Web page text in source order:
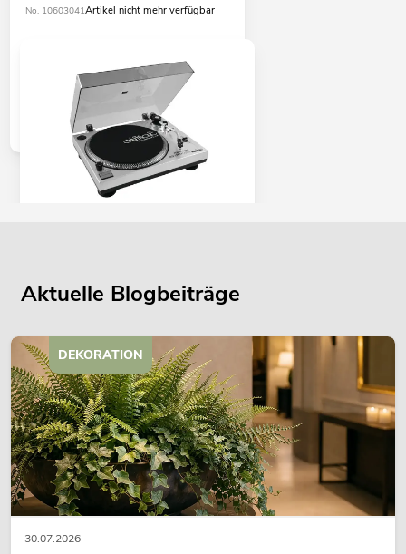
No. 10603041Artikel nicht mehr verfügbar
Bestand reicht ca. 12 Wo.
199,00€
Aktuelle Blogbeiträge
30.07.2026
DEKORATION